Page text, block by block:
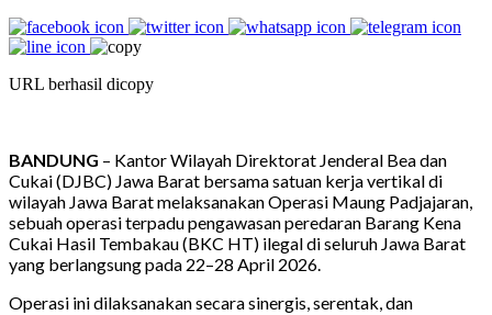
URL berhasil dicopy
BANDUNG – Kantor Wilayah Direktorat Jenderal Bea dan
Cukai (DJBC) Jawa Barat bersama satuan kerja vertikal di
wilayah Jawa Barat melaksanakan Operasi Maung Padjajaran,
sebuah operasi terpadu pengawasan peredaran Barang Kena
Cukai Hasil Tembakau (BKC HT) ilegal di seluruh Jawa Barat
yang berlangsung pada 22–28 April 2026.
Operasi ini dilaksanakan secara sinergis, serentak, dan